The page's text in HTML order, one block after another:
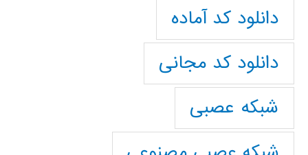
دانلود کد آماده
دانلود کد مجانی
شبکه عصبی